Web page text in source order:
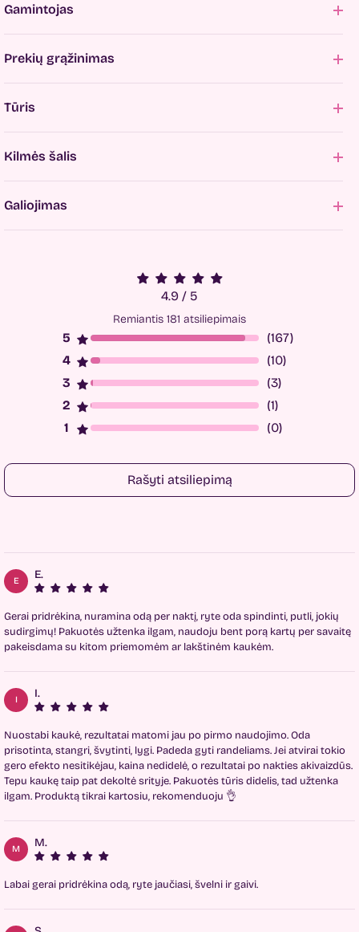
Gamintojas
Prekių grąžinimas
Tūris
Kilmės šalis
Galiojimas
4.9 / 5
Remiantis 181 atsiliepimais
(167)
(10)
(3)
(1)
(0)
Rašyti atsiliepimą
E E.
Gerai pridrėkina, nuramina odą per naktį, ryte oda spindinti, putli, jokių
sudirgimų! Pakuotės užtenka ilgam, naudoju bent porą kartų per savaitę
pakeisdama su kitom priemomėm ar lakštinėm kaukėm.
I I.
Nuostabi kaukė, rezultatai matomi jau po pirmo naudojimo. Oda
prisotinta, stangri, švytinti, lygi. Padeda gyti randeliams. Jei atvirai tokio
gero efekto nesitikėjau, kaina nedidelė, o rezultatai po nakties akivaizdūs.
Tepu kaukę taip pat dekoltė srityje. Pakuotės tūris didelis, tad užtenka
ilgam. Produktą tikrai kartosiu, rekomenduoju 👌
M M.
Labai gerai pridrėkina odą, ryte jaučiasi, švelni ir gaivi.